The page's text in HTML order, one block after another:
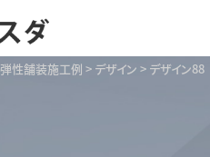
弾性舗装施工例 > デザイン > デザイン88